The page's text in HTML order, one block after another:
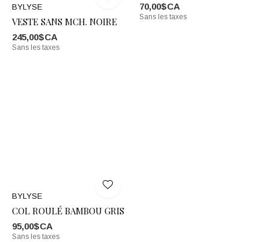
BYLYSE
VESTE SANS MCH. NOIRE
245,00$CA
Sans les taxes
70,00$CA
Sans les taxes
BYLYSE
COL ROULÉ BAMBOU GRIS
95,00$CA
Sans les taxes